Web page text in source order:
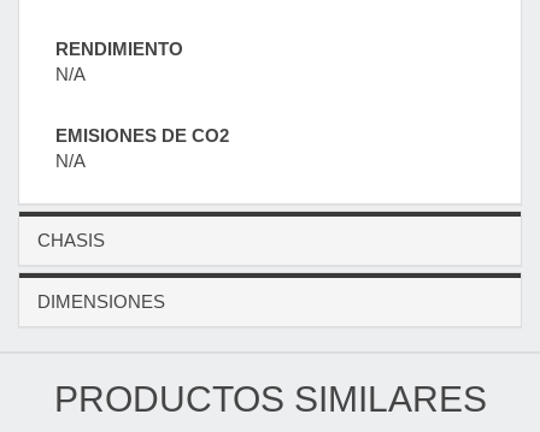
RENDIMIENTO
N/A
EMISIONES DE CO2
N/A
CHASIS
DIMENSIONES
PRODUCTOS SIMILARES